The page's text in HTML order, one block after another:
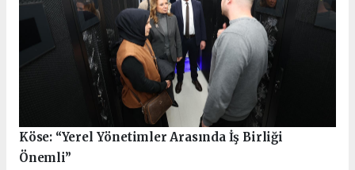
Köse: “Yerel Yönetimler Arasında İş Birliği
Önemli”